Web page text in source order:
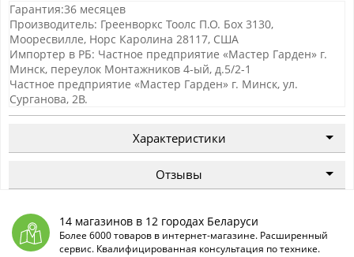
Гарантия:36 месяцев
Производитель: Греенворкс Тоолс П.О. Боx 3130,
Мооресвилле, Норс Каролина 28117, США
Импортер в РБ: Частное предприятие «Мастер Гарден» г.
Минск, переулок Монтажников 4-ый, д.5/2-1
Частное предприятие «Мастер Гарден» г. Минск, ул.
Сурганова, 2В.
Характеристики
Отзывы
14 магазинов в 12 городах Беларуси
Более 6000 товаров в интернет-магазине. Расширенный
сервис. Квалифицированная консультация по технике.